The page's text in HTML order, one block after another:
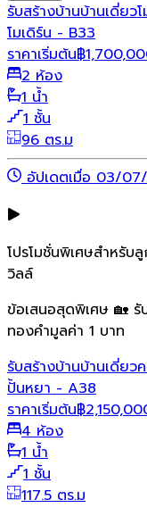
รับสร้างบ้านบ้านเดี่ยว
โมเดิร์น - B33
ราคาเริ่มต้น฿
2 ห้อง
1 น้ำ
1 ชั้น
96 ตร.ม
อัปเดตเมื่อ 03/
โปรโมชั่นพิเศษสำหรับ
วิลล์
ข้อเสนอสุดพิเศษ 🏡
ทองคำมูลค่า 1 บาท
รับสร้างบ้านบ้านเดี่ยว
ปั้นหยา - A38
ราคาเริ่มต้น฿
4 ห้อง
1 น้ำ
1 ชั้น
117.5 ตร.ม